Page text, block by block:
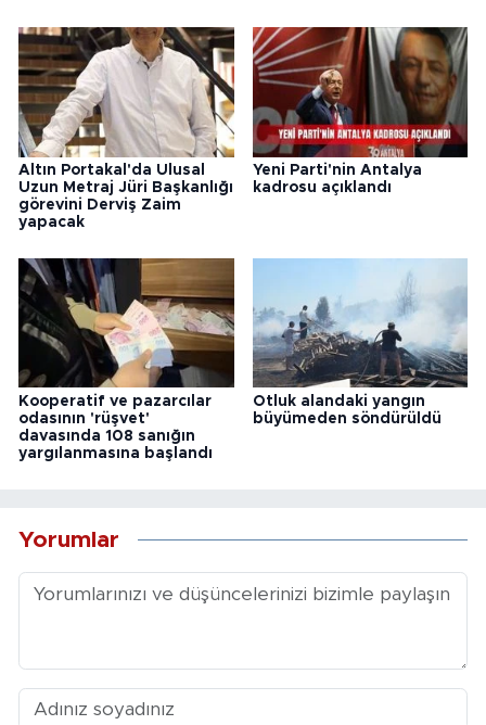
Altın Portakal'da Ulusal
Uzun Metraj Jüri Başkanlığı
görevini Derviş Zaim
yapacak
Yeni Parti'nin Antalya
kadrosu açıklandı
Kooperatif ve pazarcılar
odasının 'rüşvet'
davasında 108 sanığın
yargılanmasına başlandı
Otluk alandaki yangın
büyümeden söndürüldü
Yorumlar